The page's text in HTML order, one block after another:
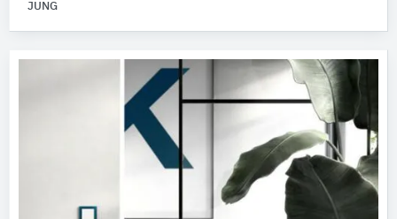
JUNG